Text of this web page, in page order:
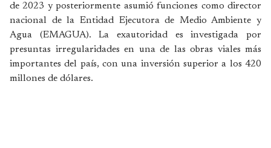
de 2023 y posteriormente asumió funciones como director
nacional de la Entidad Ejecutora de Medio Ambiente y
Agua (EMAGUA). La exautoridad es investigada por
presuntas irregularidades en una de las obras viales más
importantes del país, con una inversión superior a los 420
millones de dólares.